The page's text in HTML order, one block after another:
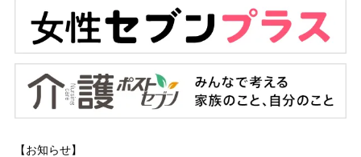
【お知らせ】